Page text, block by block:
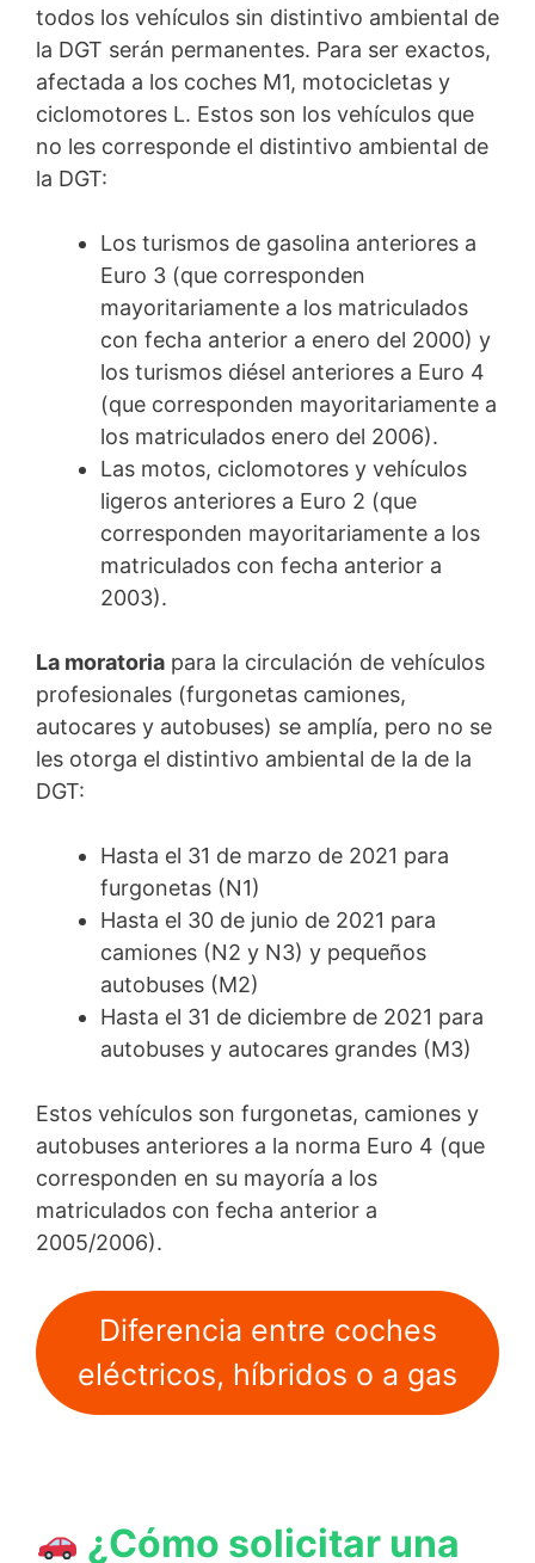
todos los vehículos sin distintivo ambiental de
la DGT serán permanentes. Para ser exactos,
afectada a los coches M1, motocicletas y
ciclomotores L. Estos son los vehículos que
no les corresponde el distintivo ambiental de
la DGT:
Los turismos de gasolina anteriores a
Euro 3 (que corresponden
mayoritariamente a los matriculados
con fecha anterior a enero del 2000) y
los turismos diésel anteriores a Euro 4
(que corresponden mayoritariamente a
los matriculados enero del 2006).
Las motos, ciclomotores y vehículos
ligeros anteriores a Euro 2 (que
corresponden mayoritariamente a los
matriculados con fecha anterior a
2003).
La moratoria para la circulación de vehículos
profesionales (furgonetas camiones,
autocares y autobuses) se amplía, pero no se
les otorga el distintivo ambiental de la de la
DGT:
Hasta el 31 de marzo de 2021 para
furgonetas (N1)
Hasta el 30 de junio de 2021 para
camiones (N2 y N3) y pequeños
autobuses (M2)
Hasta el 31 de diciembre de 2021 para
autobuses y autocares grandes (M3)
Estos vehículos son furgonetas, camiones y
autobuses anteriores a la norma Euro 4 (que
corresponden en su mayoría a los
matriculados con fecha anterior a
2005/2006).
Diferencia entre coches
eléctricos, híbridos o a gas
¿Cómo solicitar una